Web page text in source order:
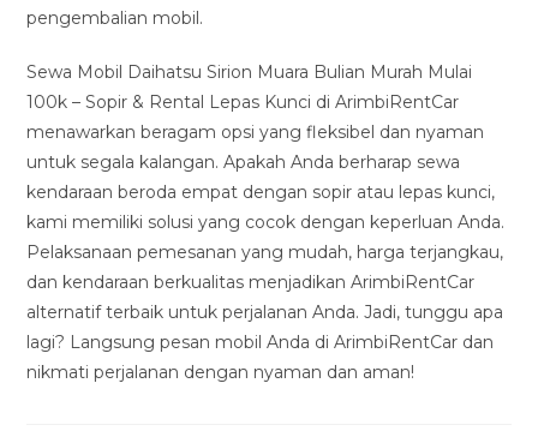
pengembalian mobil.
Sewa Mobil Daihatsu Sirion Muara Bulian Murah Mulai
100k – Sopir & Rental Lepas Kunci di ArimbiRentCar
menawarkan beragam opsi yang fleksibel dan nyaman
untuk segala kalangan. Apakah Anda berharap sewa
kendaraan beroda empat dengan sopir atau lepas kunci,
kami memiliki solusi yang cocok dengan keperluan Anda.
Pelaksanaan pemesanan yang mudah, harga terjangkau,
dan kendaraan berkualitas menjadikan ArimbiRentCar
alternatif terbaik untuk perjalanan Anda. Jadi, tunggu apa
lagi? Langsung pesan mobil Anda di ArimbiRentCar dan
nikmati perjalanan dengan nyaman dan aman!